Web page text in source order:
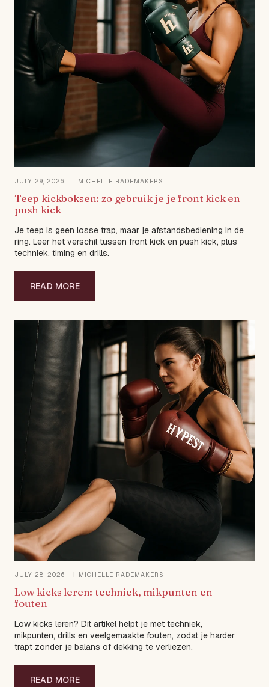
JULY 29, 2026 MICHELLE RADEMAKERS
Teep kickboksen: zo gebruik je je front kick en
push kick
Je teep is geen losse trap, maar je afstandsbediening in de
ring. Leer het verschil tussen front kick en push kick, plus
techniek, timing en drills.
READ MORE
JULY 28, 2026 MICHELLE RADEMAKERS
Low kicks leren: techniek, mikpunten en
fouten
Low kicks leren? Dit artikel helpt je met techniek,
mikpunten, drills en veelgemaakte fouten, zodat je harder
trapt zonder je balans of dekking te verliezen.
READ MORE